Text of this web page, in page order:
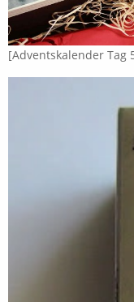
[Adventskalender Tag